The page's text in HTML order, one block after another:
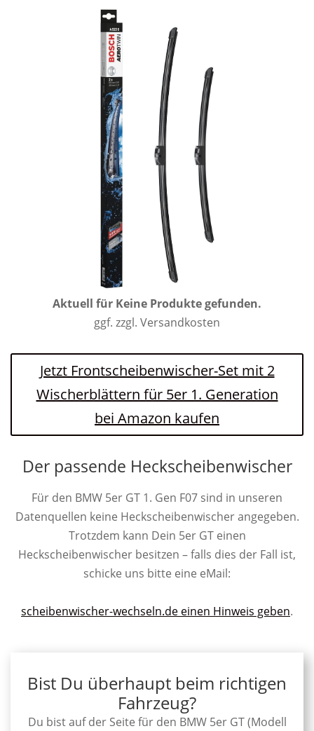
Aktuell für Keine Produkte gefunden.
ggf. zzgl. Versandkosten
Jetzt Frontscheibenwischer-Set mit 2
Wischerblättern für 5er 1. Generation
bei Amazon kaufen
Der passende Heckscheibenwischer
Für den BMW 5er GT 1. Gen F07 sind in unseren
Datenquellen keine Heckscheibenwischer angegeben.
Trotzdem kann Dein 5er GT einen
Heckscheibenwischer besitzen – falls dies der Fall ist,
schicke uns bitte eine eMail:
scheibenwischer-wechseln.de einen Hinweis geben.
Bist Du überhaupt beim richtigen
Fahrzeug?
Du bist auf der Seite für den BMW 5er GT (Modell